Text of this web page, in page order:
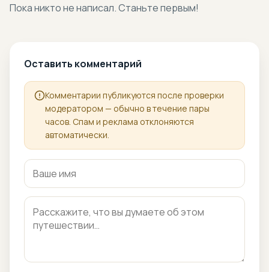
Пока никто не написал. Станьте первым!
Оставить комментарий
Комментарии публикуются после проверки
модератором — обычно в течение пары
часов. Спам и реклама отклоняются
автоматически.